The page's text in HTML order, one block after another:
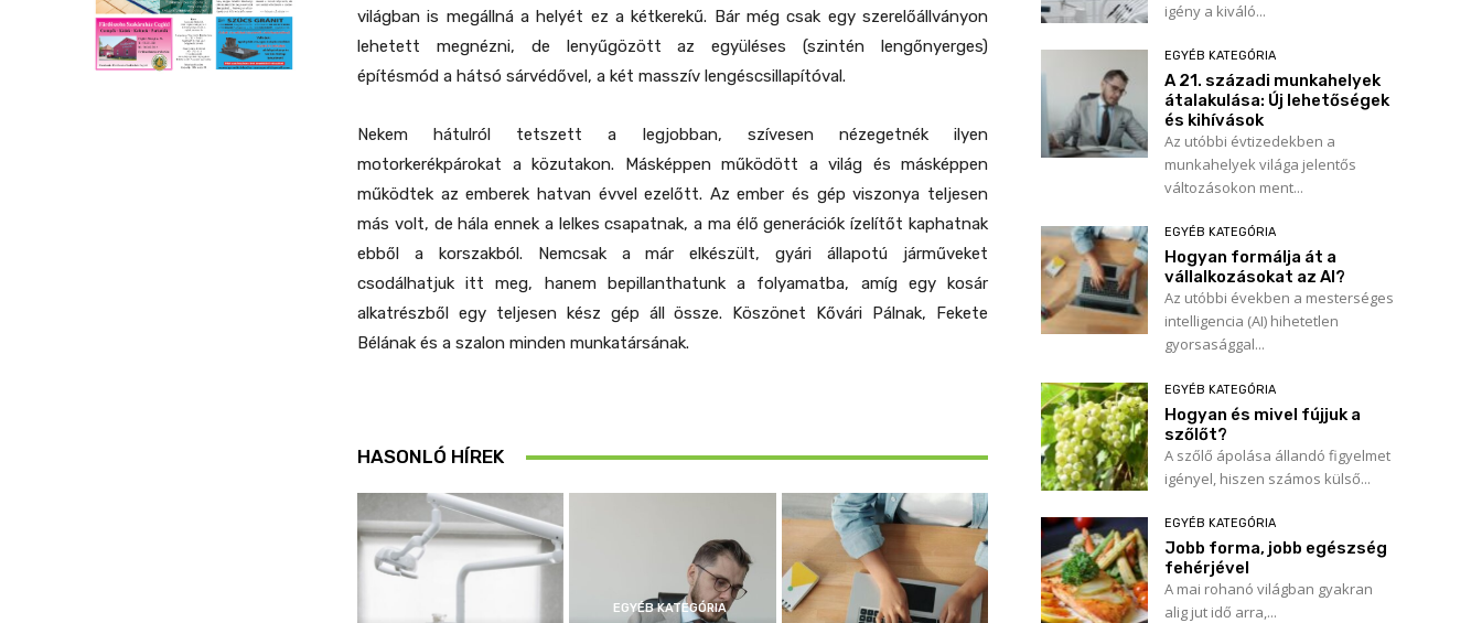
világban is megállná a helyét ez a kétkerekű. Bár még csak egy szerelőállványon
lehetett megnézni, de lenyűgözött az együléses (szintén lengőnyerges)
építésmód a hátsó sárvédővel, a két masszív lengéscsillapítóval.
Nekem hátulról tetszett a legjobban, szívesen nézegetnék ilyen
motorkerékpárokat a közutakon. Másképpen működött a világ és másképpen
működtek az emberek hatvan évvel ezelőtt. Az ember és gép viszonya teljesen
más volt, de hála ennek a lelkes csapatnak, a ma élő generációk ízelítőt kaphatnak
ebből a korszakból. Nemcsak a már elkészült, gyári állapotú járműveket
csodálhatjuk itt meg, hanem bepillanthatunk a folyamatba, amíg egy kosár
alkatrészből egy teljesen kész gép áll össze. Köszönet Kővári Pálnak, Fekete
Bélának és a szalon minden munkatársának.
HASONLÓ HÍREK
EGYÉB KATEGÓRIA
igény a kiváló...
EGYÉB KATEGÓRIA
A 21. századi munkahelyek
átalakulása: Új lehetőségek
és kihívások
Az utóbbi évtizedekben a
munkahelyek világa jelentős
változásokon ment...
EGYÉB KATEGÓRIA
Hogyan formálja át a
vállalkozásokat az AI?
Az utóbbi években a mesterséges
intelligencia (AI) hihetetlen
gyorsasággal...
EGYÉB KATEGÓRIA
Hogyan és mivel fújjuk a
szőlőt?
A szőlő ápolása állandó figyelmet
igényel, hiszen számos külső...
EGYÉB KATEGÓRIA
Jobb forma, jobb egészség
fehérjével
A mai rohanó világban gyakran
alig jut idő arra,...